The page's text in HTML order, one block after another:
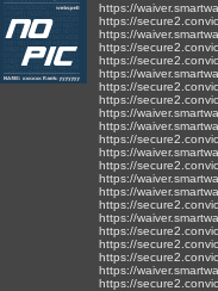
https://
https://
https://
https://
https://
https://
https://
https://
https://
https://
https://
https://
https://
https://
https://
https://
https://
https://
https://
https://
https://
https://